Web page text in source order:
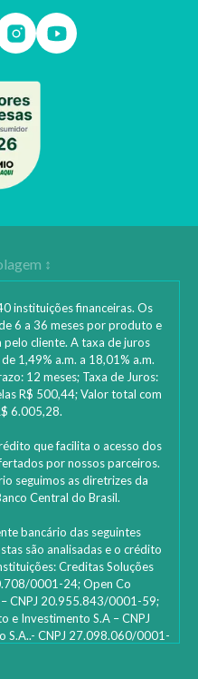
instituições financeiras. Os
6 a 36 meses por produto e
cliente. A taxa de juros
1,49% a.m. a 18,01% a.m.
12 meses; Taxa de Juros:
R$ 500,44; Valor total com
6.005,28.
que facilita o acesso dos
por nossos parceiros.
seguimos as diretrizes da
Central do Brasil.
bancário das seguintes
são analisadas e o crédito
‎Creditas Soluções
0001-24; Open Co
CNPJ 20.955.843/0001-59;
e Investimento S.A – CNPJ
CNPJ 27.098.060/0001-